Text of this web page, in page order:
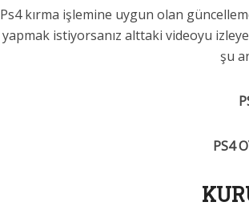
Ps4 kırma işlemine uygun olan
yapmak istiyorsanız alttaki videoyu
şu
PS4